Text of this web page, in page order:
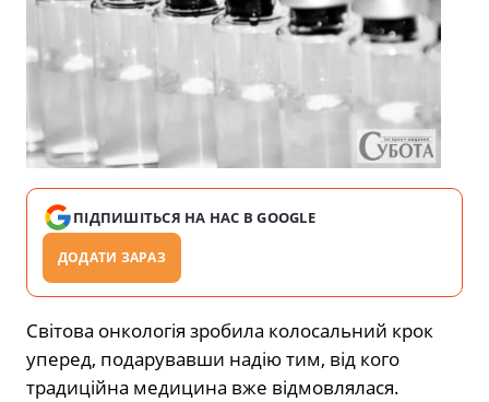
ПІДПИШІТЬСЯ НА НАС В GOOGLE
ДОДАТИ ЗАРАЗ
Світова онкологія зробила колосальний крок
уперед, подарувавши надію тим, від кого
традиційна медицина вже відмовлялася.